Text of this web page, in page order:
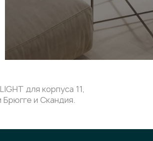
для корпуса 11,
Брюгге и Скандия.